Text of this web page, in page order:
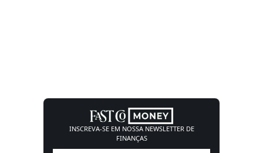
INSCREVA-SE EM NOSSA NEWSLETTER DE
FINANÇAS